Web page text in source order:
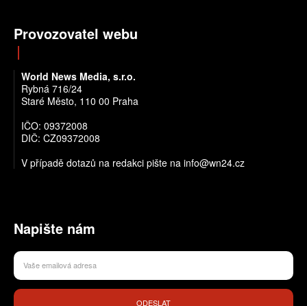
Provozovatel webu
World News Media, s.r.o.
Rybná 716/24
Staré Město, 110 00 Praha
IČO: 09372008
DIČ: CZ09372008
V případě dotazů na redakci pište na info@wn24.cz
Napište nám
ODESLAT